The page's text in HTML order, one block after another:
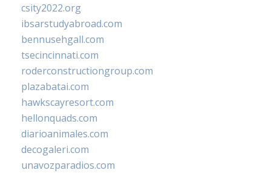
csity2022.org
ibsarstudyabroad.com
bennusehgall.com
tsecincinnati.com
roderconstructiongroup.com
plazabatai.com
hawkscayresort.com
hellonquads.com
diarioanimales.com
decogaleri.com
unavozparadios.com